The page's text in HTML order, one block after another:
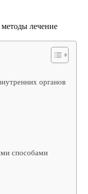
органов
способами